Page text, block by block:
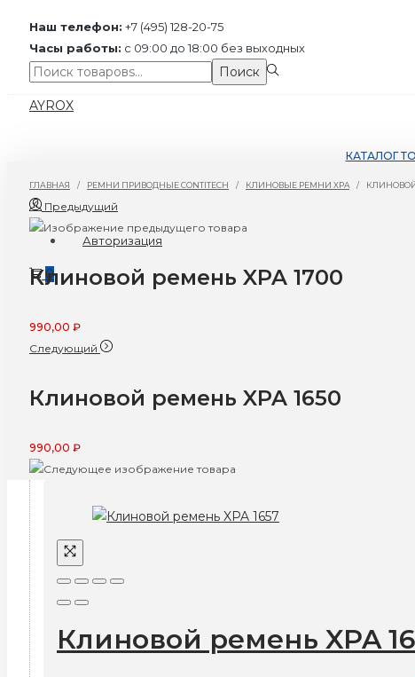
Наш телефон: +7 (495) 128-20-75
Часы работы: с 09:00 до 18:00 без выходных
Поиск:>
Поиск
Перейти
Перейти
AYROX
КАТАЛОГ
Авторизация
0
ГЛАВНАЯ / РЕМНИ ПРИВОДНЫЕ CONTITECH / КЛИНОВЫЕ РЕМНИ XPA / КЛИНОВОЙ
Предыдущий
Клиновой ремень XPA 1700
990,00 ₽
Следующий
Клиновой ремень XPA 1650
990,00 ₽
Клиновой ремень XPA